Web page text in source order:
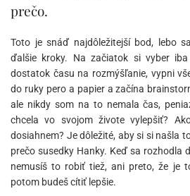
prečo.
Toto je snáď najdôležitejší bod, lebo
ďalšie kroky. Na začiatok si vyber
dostatok času na rozmýšľanie, vypni
do ruky pero a papier a začína
ale nikdy som na to nemala čas,
chcela vo svojom živote vylepšiť?
dosiahnem? Je dôležité, aby si si našla
prečo susedky Hanky. Keď sa rozhodla
nemusíš to robiť tiež, ani preto, že je
potom budeš cítiť lepšie.